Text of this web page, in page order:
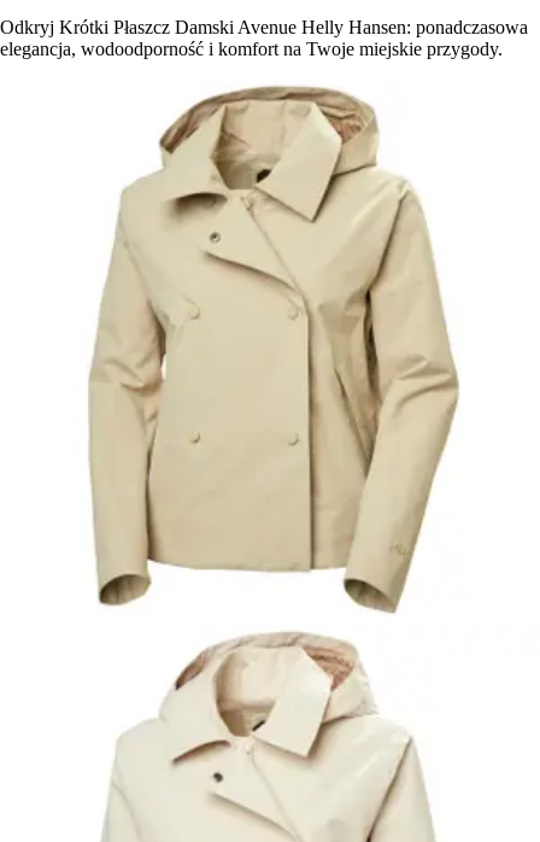
Odkryj Krótki Płaszcz Damski Avenue Helly Hansen: ponadczasowa
elegancja, wodoodporność i komfort na Twoje miejskie przygody.